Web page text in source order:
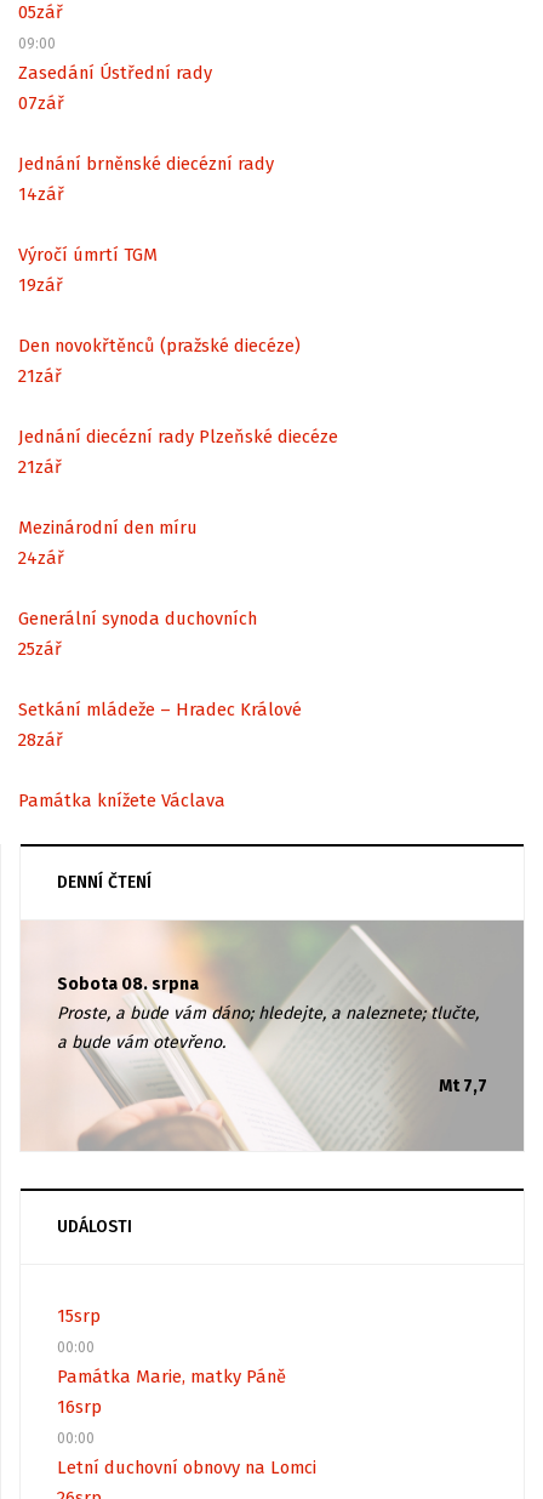
05zář
09:00
Zasedání Ústřední rady
07zář
Jednání brněnské diecézní rady
14zář
Výročí úmrtí TGM
19zář
Den novokřtěnců (pražské diecéze)
21zář
Jednání diecézní rady Plzeňské diecéze
21zář
Mezinárodní den míru
24zář
Generální synoda duchovních
25zář
Setkání mládeže – Hradec Králové
28zář
Památka knížete Václava
DENNÍ ČTENÍ
Sobota 08. srpna
Proste, a bude vám dáno; hledejte, a naleznete; tlučte,
a bude vám otevřeno.
Mt 7,7
UDÁLOSTI
15srp
00:00
Památka Marie, matky Páně
16srp
00:00
Letní duchovní obnovy na Lomci